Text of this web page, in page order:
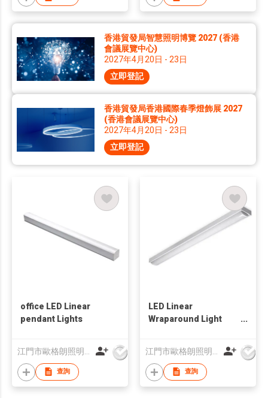
香港貿發局智慧照明博覽 2027 (香港
會議展覽中心)
2027年4月20日 - 23日
立即登記
香港貿發局香港國際春季燈飾展 2027
(香港會議展覽中心)
2027年4月20日 - 23日
立即登記
office LED Linear
pendant Lights
查詢
LED Linear
Wraparound Light
查詢